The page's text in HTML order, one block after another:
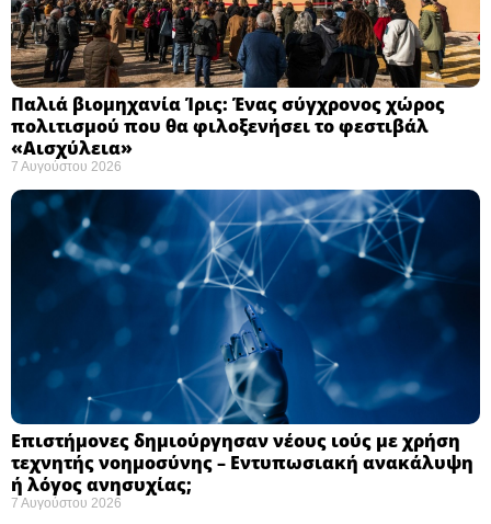
Παλιά βιομηχανία Ίρις: Ένας σύγχρονος χώρος
πολιτισμού που θα φιλοξενήσει το φεστιβάλ
«Αισχύλεια» ​
7 Αυγούστου 2026
Επιστήμονες δημιούργησαν νέους ιούς με χρήση
τεχνητής νοημοσύνης – Εντυπωσιακή ανακάλυψη
ή λόγος ανησυχίας; ​
7 Αυγούστου 2026